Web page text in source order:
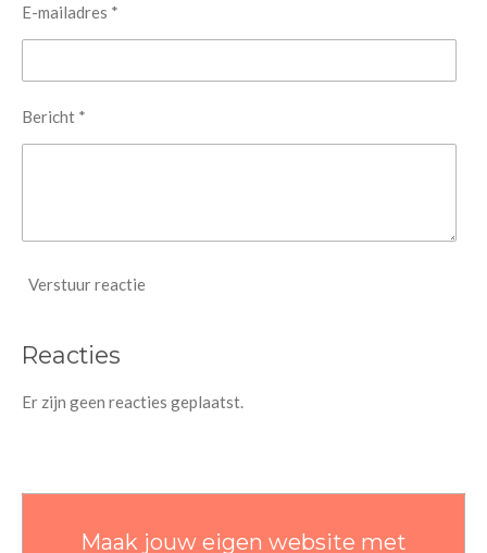
E-mailadres *
Bericht *
Verstuur reactie
Reacties
Er zijn geen reacties geplaatst.
Maak jouw eigen website met